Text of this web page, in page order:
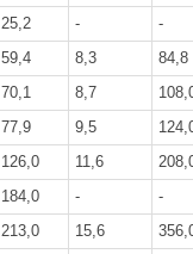
25,2 - -
59,4 8,3 84,8
70,1 8,7
77,9 9,5
126,0 11,6
184,0 - -
213,0 15,6